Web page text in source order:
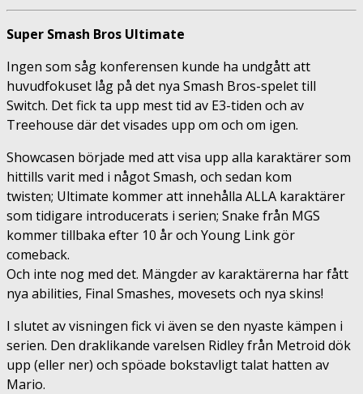
Super Smash Bros Ultimate
Ingen som såg konferensen kunde ha undgått att
huvudfokuset låg på det nya Smash Bros-spelet till
Switch. Det fick ta upp mest tid av E3-tiden och av
Treehouse där det visades upp om och om igen.
Showcasen började med att visa upp alla karaktärer som
hittills varit med i något Smash, och sedan kom
twisten; Ultimate kommer att innehålla ALLA karaktärer
som tidigare introducerats i serien; Snake från MGS
kommer tillbaka efter 10 år och Young Link gör
comeback.
Och inte nog med det. Mängder av karaktärerna har fått
nya abilities, Final Smashes, movesets och nya skins!
I slutet av visningen fick vi även se den nyaste kämpen i
serien. Den draklikande varelsen Ridley från Metroid dök
upp (eller ner) och spöade bokstavligt talat hatten av
Mario.